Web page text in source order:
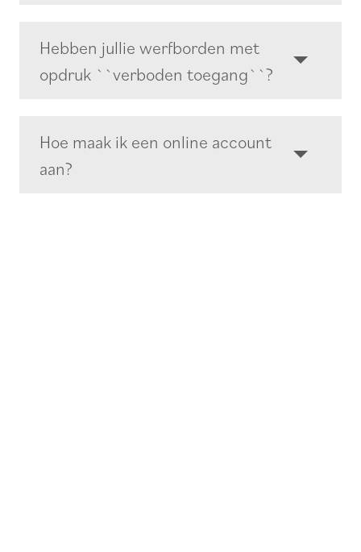
Hebben jullie werfborden met
opdruk ``verboden toegang``?
Hoe maak ik een online account
aan?